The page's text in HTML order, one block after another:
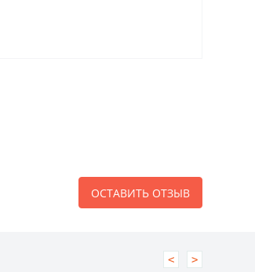
ОСТАВИТЬ ОТЗЫВ
< >